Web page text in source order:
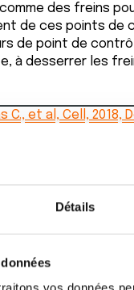
Détails
des freins
de ces points de
de point de
à desserrer les
C., et al, Cell, 2018,